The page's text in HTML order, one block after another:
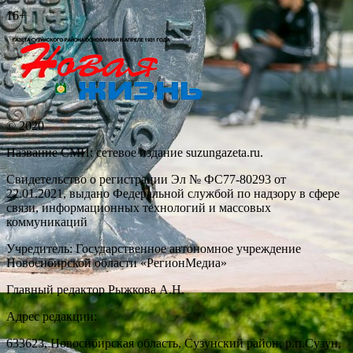
записям
16+
© 2020
Название СМИ: cетевое издание suzungazeta.ru.
Свидетельство о регистрации Эл № ФС77-80293 от
22.01.2021, выдано Федеральной службой по надзору в сфере
связи, информационных технологий и массовых
коммуникаций
Учредитель: Государственное автономное учреждение
Новосибирской области «РегионМедиа»
Главный редактор Рыжкова А.Н.
Адрес редакции:
633623, Новосибирская область, Сузунский район, р.п.Сузун,